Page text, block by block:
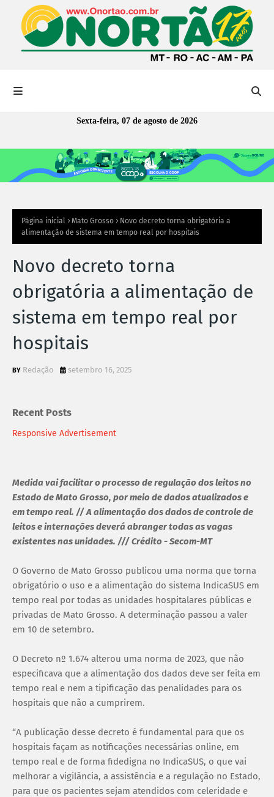
Sexta-feira, 07 de agosto de 2026
Página inicial Mato Grosso
Novo decreto torna obrigatória a
alimentação de sistema em tempo real por hospitais
Novo decreto torna
obrigatória a alimentação de
sistema em tempo real por
hospitais
Redação setembro 16, 2025
Recent Posts
Responsive Advertisement
Medida vai facilitar o processo de regulação dos leitos no
Estado de Mato Grosso, por meio de dados atualizados e
em tempo real. // A alimentação dos dados de controle de
leitos e internações deverá abranger todas as vagas
existentes nas unidades. /// Crédito - Secom-MT
O Governo de Mato Grosso publicou uma norma que torna
obrigatório o uso e a alimentação do sistema IndicaSUS em
tempo real por todas as unidades hospitalares públicas e
privadas de Mato Grosso. A determinação passou a valer
em 10 de setembro.
O Decreto nº 1.674 alterou uma norma de 2023, que não
especificava que a alimentação dos dados deve ser feita em
tempo real e nem a tipificação das penalidades para os
hospitais que não a cumprirem.
“A publicação desse decreto é fundamental para que os
hospitais façam as notificações necessárias online, em
tempo real e de forma fidedigna no IndicaSUS, o que vai
melhorar a vigilância, a assistência e a regulação no Estado,
para que os pacientes sejam atendidos com celeridade e